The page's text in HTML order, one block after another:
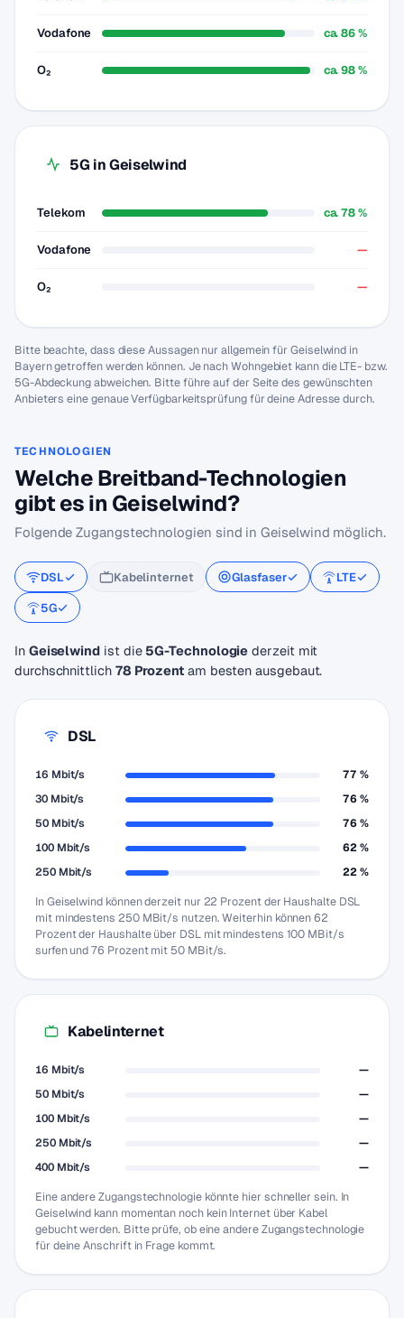
Vodafone ca. 86 %
O₂ ca. 98 %
5G in Geiselwind
Telekom ca. 78 %
Vodafone —
O₂ —
Bitte beachte, dass diese Aussagen nur allgemein für Geiselwind in
Bayern getroffen werden können. Je nach Wohngebiet kann die LTE- bzw.
5G-Abdeckung abweichen. Bitte führe auf der Seite des gewünschten
Anbieters eine genaue Verfügbarkeitsprüfung für deine Adresse durch.
TECHNOLOGIEN
Welche Breitband-Technologien
gibt es in Geiselwind?
Folgende Zugangstechnologien sind in Geiselwind möglich.
DSL Kabelinternet Glasfaser
LTE
5G
In Geiselwind ist die 5G-Technologie derzeit mit
durchschnittlich 78 Prozentam besten ausgebaut.
DSL
16 Mbit/s
77 %
30 Mbit/s
76 %
50 Mbit/s
76 %
100 Mbit/s
62 %
250 Mbit/s
22 %
In Geiselwind können derzeit nur 22 Prozent der Haushalte DSL
mit mindestens 250 MBit/s nutzen. Weiterhin können 62
Prozent der Haushalte über DSL mit mindestens 100 MBit/s
surfen und 76 Prozent mit 50 MBit/s.
Kabelinternet
16 Mbit/s
—
50 Mbit/s
—
100 Mbit/s
—
250 Mbit/s
—
400 Mbit/s
—
Eine andere Zugangstechnologie könnte hier schneller sein. In
Geiselwind kann momentan noch kein Internet über Kabel
gebucht werden. Bitte prüfe, ob eine andere Zugangstechnologie
für deine Anschrift in Frage kommt.